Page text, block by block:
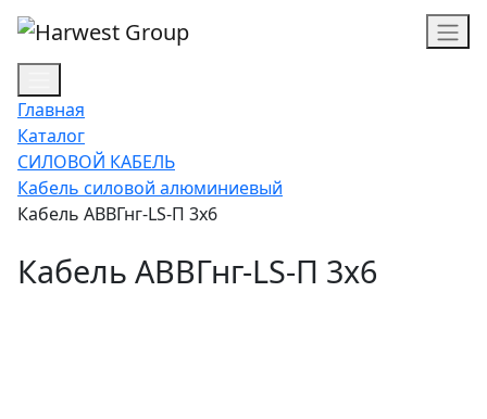
Главная
Каталог
СИЛОВОЙ КАБЕЛЬ
Кабель силовой алюминиевый
Кабель АВВГнг-LS-П 3х6
Кабель АВВГнг-LS-П 3х6